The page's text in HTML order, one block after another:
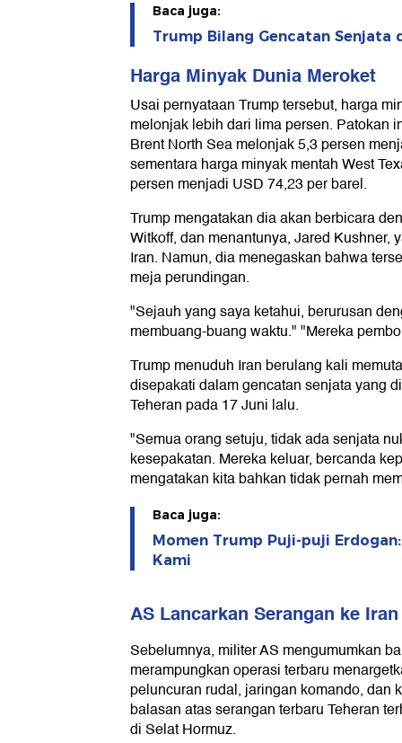
Baca juga:
Trump Bilang Gencatan Senjata
Harga Minyak Dunia Meroket
Usai pernyataan Trump tersebut, harga
melonjak lebih dari lima persen. Patokan
Brent North Sea melonjak 5,3 persen
sementara harga minyak mentah West
persen menjadi USD 74,23 per barel.
Trump mengatakan dia akan berbicara
Witkoff, dan menantunya, Jared Kushner,
Iran. Namun, dia menegaskan bahwa
meja perundingan.
"Sejauh yang saya ketahui, berurusan
membuang-buang waktu." "Mereka
Trump menuduh Iran berulang kali
disepakati dalam gencatan senjata yang
Teheran pada 17 Juni lalu.
"Semua orang setuju, tidak ada senjata
kesepakatan. Mereka keluar, bercanda
mengatakan kita bahkan tidak pernah
Baca juga:
Momen Trump Puji-puji
Kami
AS Lancarkan Serangan ke Iran
Sebelumnya, militer AS mengumumkan
merampungkan operasi terbaru
peluncuran rudal, jaringan komando, dan
balasan atas serangan terbaru Teheran
di Selat Hormuz.